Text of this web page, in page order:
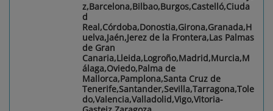
z,Barcelona,Bilbao,Burgos,Castelló,Ciuda
d
Real,Córdoba,Donostia,Girona,Granada,H
uelva,Jaén,Jerez de la Frontera,Las Palmas
de Gran
Canaria,Lleida,Logroño,Madrid,Murcia,M
álaga,Oviedo,Palma de
Mallorca,Pamplona,Santa Cruz de
Tenerife,Santander,Sevilla,Tarragona,Tole
do,Valencia,Valladolid,Vigo,Vitoria-